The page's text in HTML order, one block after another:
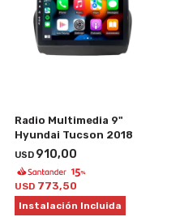
Radio Multimedia 9"
Hyundai Tucson 2018
USD 910,00
USD 773,50
Instalación Incluida